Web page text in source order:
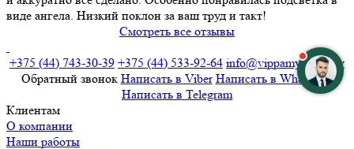
виде ангела. Низкий поклон за ваш труд и такт!
Смотреть все отзывы
+375 (44) 743-30-39 +375 (44) 533-92-64 info@vippamyatniki.by
Обратный звонок Напиcать в Viber Напиcать в WhatsApp
Напиcать в Telegram
Клиентам
О компании
Наши работы